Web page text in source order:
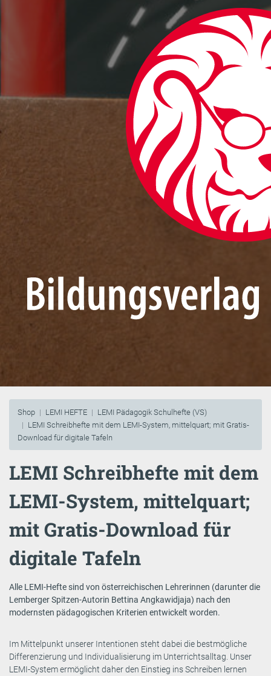
Shop LEMI HEFTE
LEMI Pädagogik Schulhefte (VS)
LEMI Schreibhefte mit dem LEMI-System, mittelquart; mit Gratis-
Download für digitale Tafeln
LEMI Schreibhefte mit dem
LEMI-System, mittelquart;
mit Gratis-Download für
digitale Tafeln
Alle LEMI-Hefte sind von österreichischen Lehrerinnen (darunter die
Lemberger Spitzen-Autorin Bettina Angkawidjaja) nach den
modernsten pädagogischen Kriterien entwickelt worden.
Im Mittelpunkt unserer Intentionen steht dabei die bestmögliche
Differenzierung und Individualisierung im Unterrichtsalltag. Unser
LEMI-System ermöglicht daher den Einstieg ins Schreiben lernen